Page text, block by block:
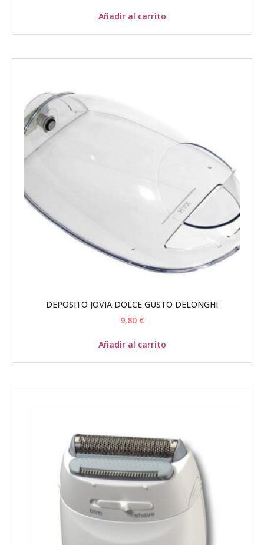
Añadir al carrito
DEPOSITO JOVIA DOLCE GUSTO DELONGHI
9,80 €
Añadir al carrito